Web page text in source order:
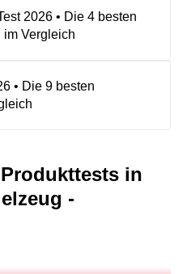
2026 • Die 4 besten
Vergleich
• Die 9 besten
in
-